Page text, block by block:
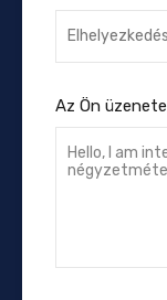
Az Ön üzenete